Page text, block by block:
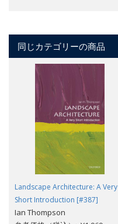
同じカテゴリーの商品
Landscape Architecture: A Very
Short Introduction [#387]
Ian Thompson